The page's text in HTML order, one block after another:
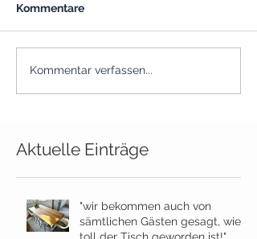
Kommentare
Kommentar verfassen...
Aktuelle Einträge
"wir bekommen auch von
sämtlichen Gästen gesagt, wie